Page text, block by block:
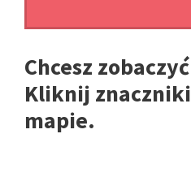
Chcesz
Kliknij
mapie.